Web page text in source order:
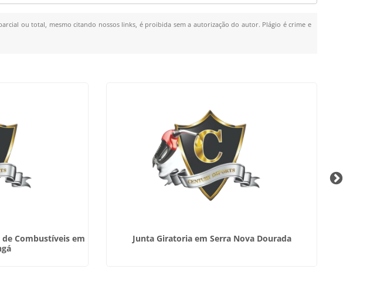
ou total, mesmo citando nossos links, é proibida sem a autorização do autor. Plágio é crime e
Combustíveis em
Junta Giratoria em Serra Nova Dourada